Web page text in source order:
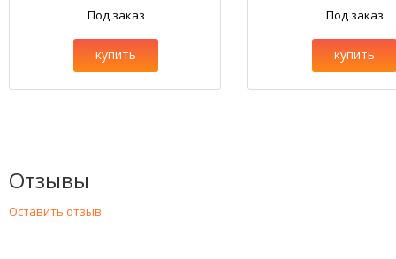
Под заказ
купить
Под заказ
купить
Отзывы
Оставить отзыв